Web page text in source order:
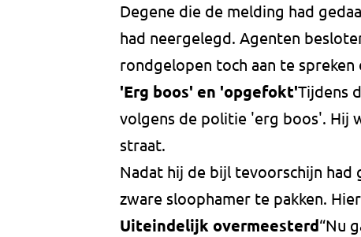
Degene die de melding had
had neergelegd. Agenten
rondgelopen toch aan te spreken
'Erg boos' en 'opgefokt'Tijdens
volgens de politie 'erg boos'. Hij
straat.
Nadat hij de bijl tevoorschijn had
zware sloophamer te pakken.
Uiteindelijk overmeesterd“Nu